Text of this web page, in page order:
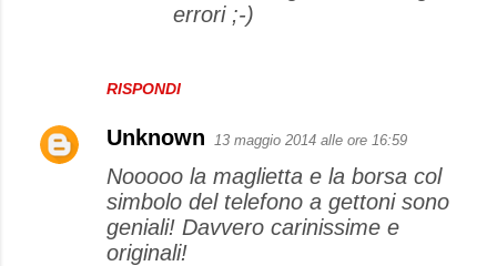
RISPONDI
errori ;-)
Unknown 13 maggio 2014 alle ore 16:59
Nooooo la maglietta e la borsa col
simbolo del telefono a gettoni sono
geniali! Davvero carinissime e
originali!